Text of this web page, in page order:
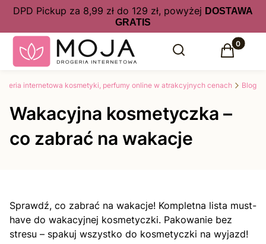
DPD Pickup za 8,99 zł do 129 zł, powyżej DOSTAWA
GRATIS
Otwórz wyszukiwarkę
Szukaj Produkty
Koszyk
internetowa kosmetyki, perfumy online w atrakcyjnych cenach Blog
Wakacyjna kosmetyczka –
co zabrać na wakacje
Sprawdź, co zabrać na wakacje! Kompletna lista must-
have do wakacyjnej kosmetyczki. Pakowanie bez
stresu – spakuj wszystko do kosmetyczki na wyjazd!